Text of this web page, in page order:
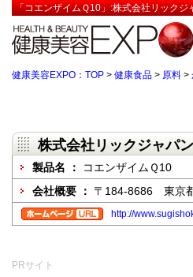
「コエンザイムＱ10」:株式会社リックジ
健康美容EXPO：TOP > 健康食品 > 原料 >
株式会社リックジャパン
製品名 ：
コエンザイムＱ10
会社概要 ： 〒184-8686 東京
http://
PRサイト